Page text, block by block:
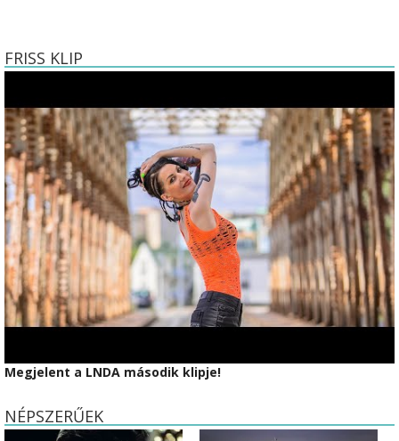
FRISS KLIP
Megjelent a LNDA második klipje!
NÉPSZERŰEK